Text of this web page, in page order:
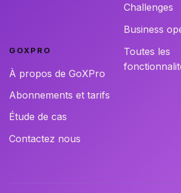
Challenges
Business
Toutes les
GOXPRO
À propos de GoXPro
Abonnements et tarifs
Étude de cas
Contactez nous